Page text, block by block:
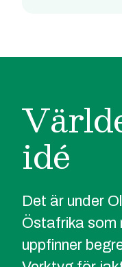
idé
Det är under
Östafrika som
uppfinner